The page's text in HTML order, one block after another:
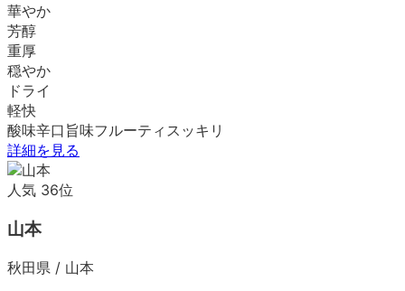
華やか
芳醇
重厚
穏やか
ドライ
軽快
酸味辛口 旨味フルーティ スッキリ
詳細を見る
人気 36位
山本
秋田県 / 山本